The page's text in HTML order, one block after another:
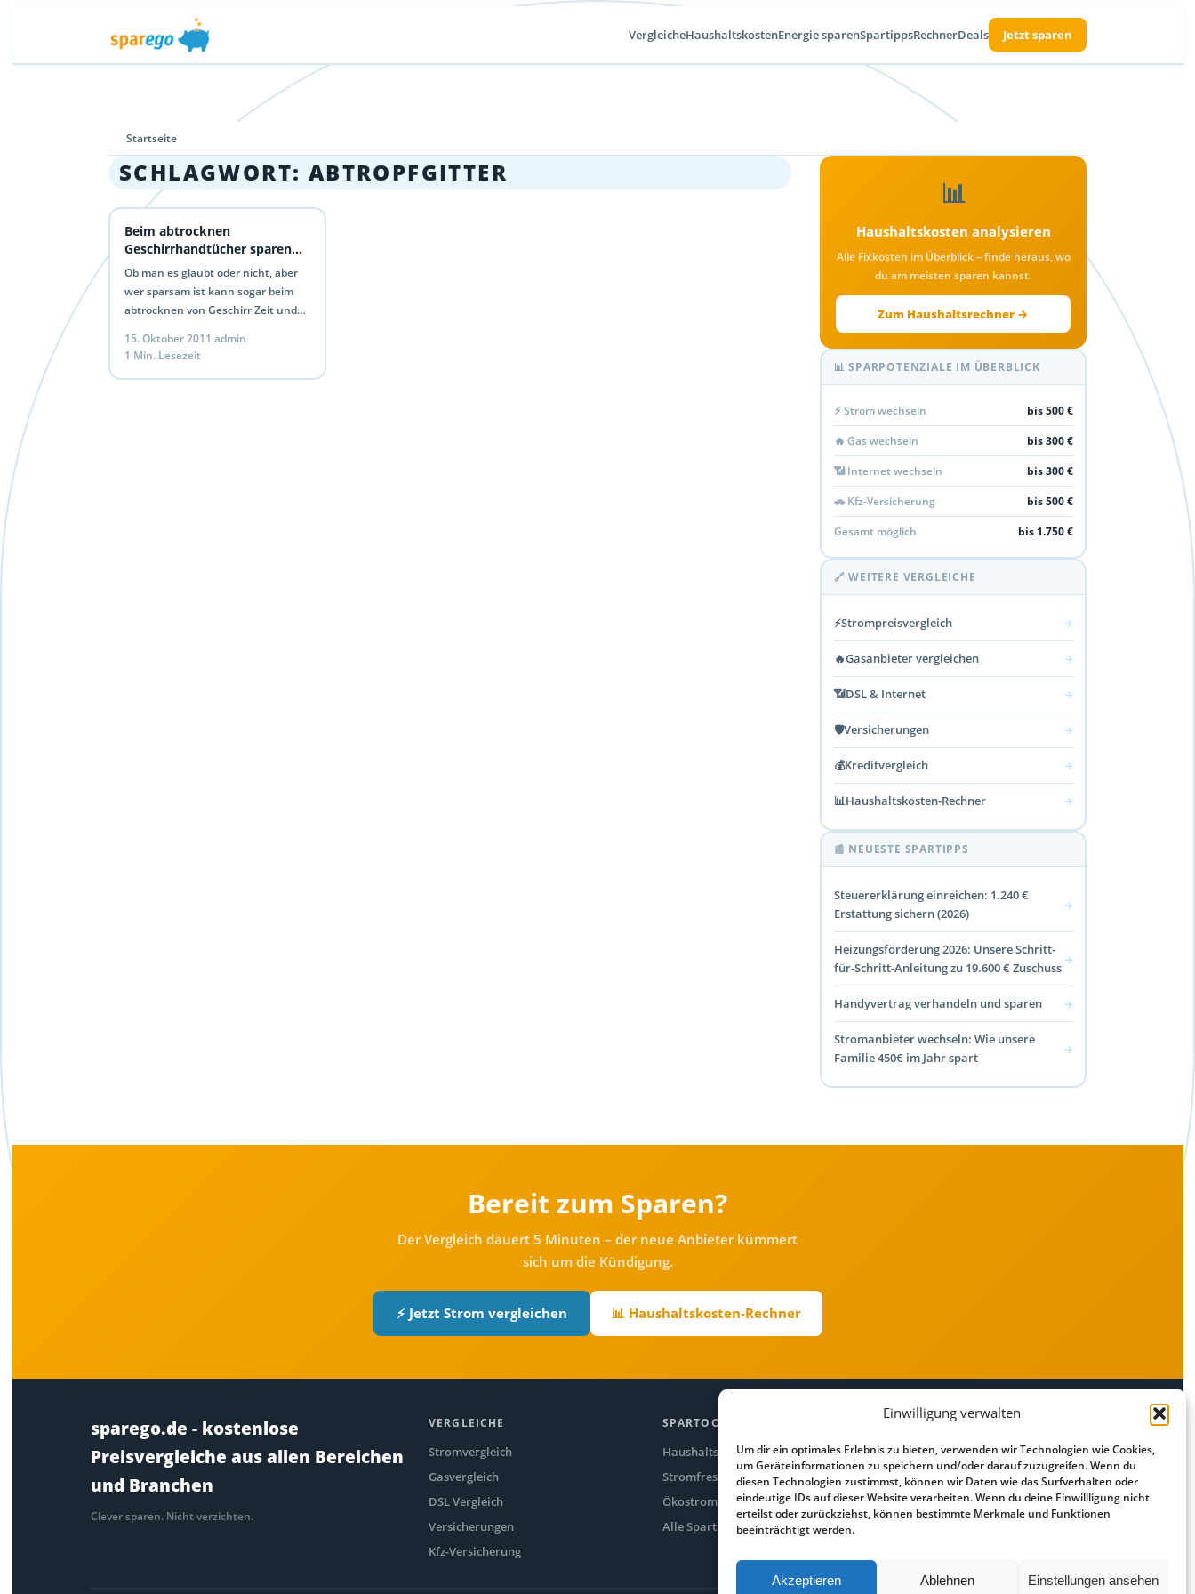
Einwilligung verwalten
Um dir ein optimales Erlebnis zu bieten, verwenden wir Technologien wie Cookies,
um Geräteinformationen zu speichern und/oder darauf zuzugreifen. Wenn du
diesen Technologien zustimmst, können wir Daten wie das Surfverhalten oder
eindeutige IDs auf dieser Website verarbeiten. Wenn du deine Einwillligung nicht
erteilst oder zurückziehst, können bestimmte Merkmale und Funktionen
beeinträchtigt werden.
Akzeptieren Ablehnen Einstellungen ansehen
VergleicheHaushaltskostenEnergie sparenSpartippsRechnerDeals Jetzt sparen
Startseite
SCHLAGWORT: ABTROPFGITTER
Beim abtrocknen
Geschirrhandtücher sparen
sparego Spartipp
Ob man es glaubt oder nicht, aber
wer sparsam ist kann sogar beim
abtrocknen von Geschirr Zeit und
verbraucht…
15. Oktober 2011 ·admin·
1 Min. Lesezeit
📊
Haushaltskosten analysieren
Alle Fixkosten im Überblick – finde heraus, wo
du am meisten sparen kannst.
Zum Haushaltsrechner →
📊 SPARPOTENZIALE IM ÜBERBLICK
⚡ Strom wechseln
bis 500 €
🔥 Gas wechseln
bis 300 €
📶 Internet wechseln
bis 300 €
🚗 Kfz-Versicherung
bis 500 €
Gesamt möglich
bis 1.750 €
🔗 WEITERE VERGLEICHE
⚡Strompreisvergleich →
🔥Gasanbieter vergleichen →
📶DSL & Internet →
🛡️Versicherungen →
💰Kreditvergleich →
📊Haushaltskosten-Rechner →
📰 NEUESTE SPARTIPPS
Steuererklärung einreichen: 1.240 €
Erstattung sichern (2026)
→
Heizungsförderung 2026: Unsere Schritt-
für-Schritt-Anleitung zu 19.600 € Zuschuss
→
Handyvertrag verhandeln und sparen →
Stromanbieter wechseln: Wie unsere
Familie 450€ im Jahr spart
→
Bereit zum Sparen?
Der Vergleich dauert 5 Minuten – der neue Anbieter kümmert
sich um die Kündigung.
⚡ Jetzt Strom vergleichen 📊 Haushaltskosten-Rechner
sparego.de - kostenlose
Preisvergleiche aus allen Bereichen
und Branchen
Clever sparen. Nicht verzichten.
VERGLEICHE
Stromvergleich
Gasvergleich
DSL Vergleich
Versicherungen
Kfz-Versicherung
SPARTOOLS
Haushaltskosten-Rechner
Stromfresser-Rechner
Ökostrom Vergleich
Alle Spartipps
RECHTLICHES
Impressum
Datenschutz
Cookie-Richtlinie